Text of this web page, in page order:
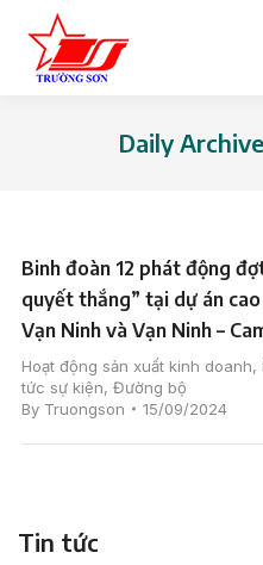
Daily
Binh đoàn 12 phát động
quyết thắng” tại dự án
Vạn Ninh và Vạn Ninh –
Hoạt động sản xuất kinh doanh,
tức sự kiện, Đường bộ
By Truongson 15/09/2024
Tin tức